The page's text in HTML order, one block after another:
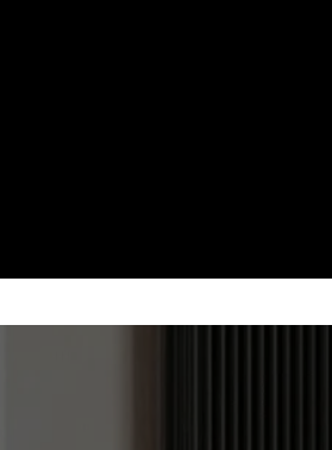
PE LEMNE
in living —
termica